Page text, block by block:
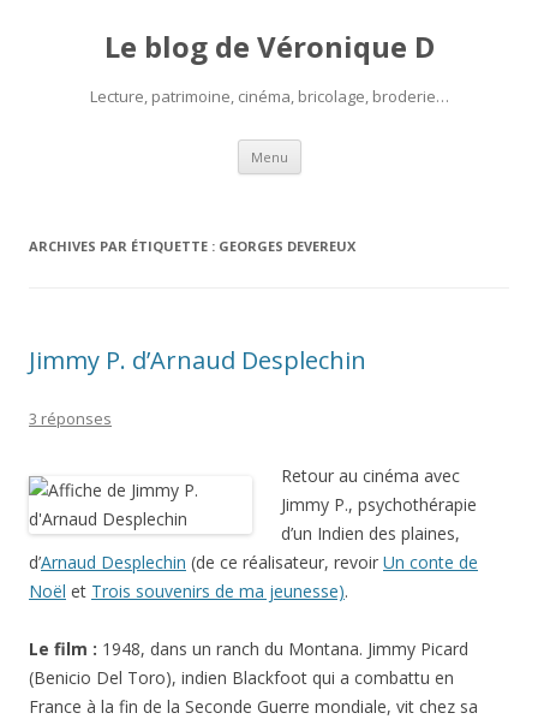
Le blog de Véronique D
Lecture, patrimoine, cinéma, bricolage, broderie…
Menu Aller
contenu
ARCHIVES PAR ÉTIQUETTE : GEORGES DEVEREUX
Jimmy P. d’Arnaud Desplechin
3 réponses
Retour au cinéma avec
Jimmy P., psychothérapie
d’un Indien des plaines,
d’Arnaud Desplechin (de ce réalisateur, revoir Un conte de
Noël et Trois souvenirs de ma jeunesse).
Le film : 1948, dans un ranch du Montana. Jimmy Picard
(Benicio Del Toro), indien Blackfoot qui a combattu en
France à la fin de la Seconde Guerre mondiale, vit chez sa